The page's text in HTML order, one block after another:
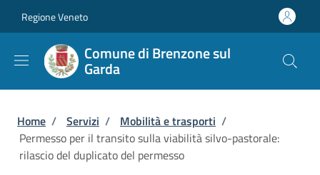
Regione Veneto
Comune di Brenzone sul
Garda
Briciole di pane
Home / Servizi / Mobilità e trasporti /
Permesso per il transito sulla viabilità silvo-pastorale:
rilascio del duplicato del permesso